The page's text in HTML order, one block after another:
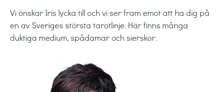
Vi önskar Iris lycka till och vi ser fram emot att ha dig på
en av Sveriges största tarotlinje. Här finns många
duktiga medium, spådamar och sierskor.